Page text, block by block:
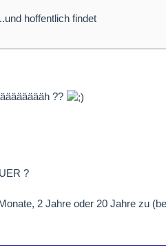
hoffentlich findet
??
?
2 Jahre oder 20 Jahre zu